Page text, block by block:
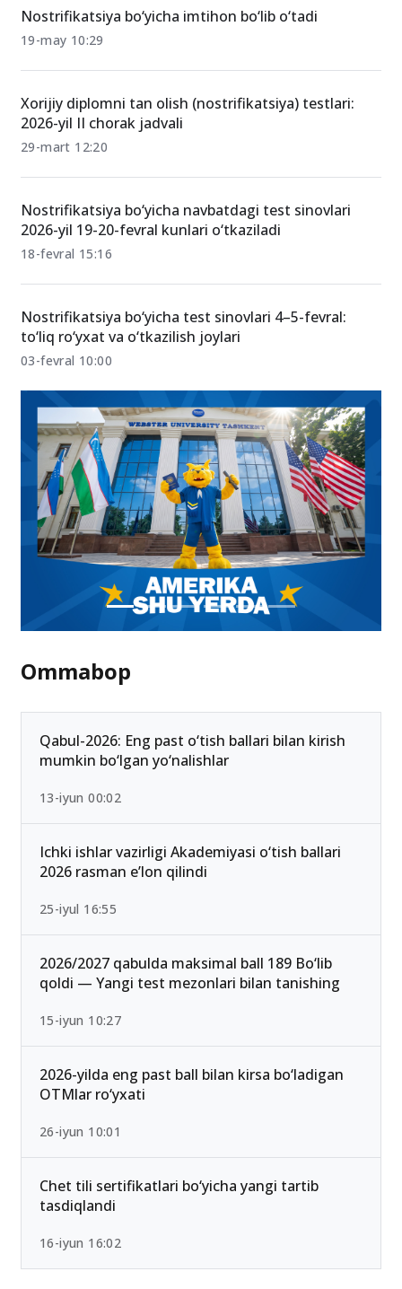
Nostrifikatsiya bo‘yicha imtihon bo‘lib o‘tadi
19-may 10:29
Xorijiy diplomni tan olish (nostrifikatsiya) testlari:
2026-yil II chorak jadvali
29-mart 12:20
Nostrifikatsiya bo‘yicha navbatdagi test sinovlari
2026-yil 19-20-fevral kunlari o‘tkaziladi
18-fevral 15:16
Nostrifikatsiya bo‘yicha test sinovlari 4–5-fevral:
to‘liq ro‘yxat va o‘tkazilish joylari
03-fevral 10:00
Ommabop
Qabul-2026: Eng past o‘tish ballari bilan kirish
mumkin bo‘lgan yo‘nalishlar
13-iyun 00:02
Ichki ishlar vazirligi Akademiyasi o‘tish ballari
2026 rasman e’lon qilindi
25-iyul 16:55
2026/2027 qabulda maksimal ball 189 Bo‘lib
qoldi — Yangi test mezonlari bilan tanishing
15-iyun 10:27
2026-yilda eng past ball bilan kirsa bo‘ladigan
OTMlar ro‘yxati
26-iyun 10:01
Chet tili sertifikatlari bo‘yicha yangi tartib
tasdiqlandi
16-iyun 16:02